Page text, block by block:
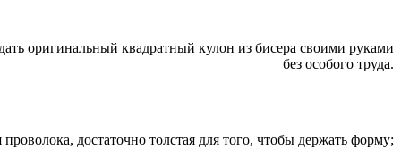
оригинальный квадратный кулон из бисера своими руками
без особого труда.
проволока, достаточно толстая для того, чтобы держать форму;